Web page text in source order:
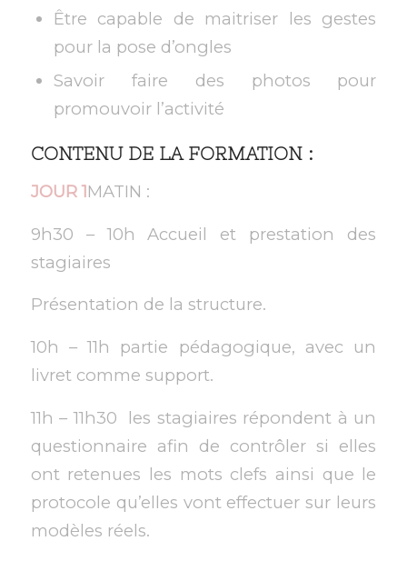
Être capable de maitriser les gestes
pour la pose d’ongles
Savoir faire des photos pour
promouvoir l’activité
CONTENU DE LA FORMATION :
JOUR 1MATIN :
9h30 – 10h Accueil et prestation des
stagiaires
Présentation de la structure.
10h – 11h partie pédagogique, avec un
livret comme support.
11h – 11h30 les stagiaires répondent à un
questionnaire afin de contrôler si elles
ont retenues les mots clefs ainsi que le
protocole qu’elles vont effectuer sur leurs
modèles réels.